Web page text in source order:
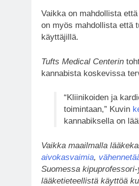
Vaikka on mahdollista
on myös mahdollista että
käyttäjillä.
Tufts Medical Centerin
kannabista koskevissa
“Kliinikoiden ja
toimintaan,” Kuvin
kannabiksella on
Vaikka maailmalla
aivokasvaimia,
Suomessa
lääketieteellistä käyttöä